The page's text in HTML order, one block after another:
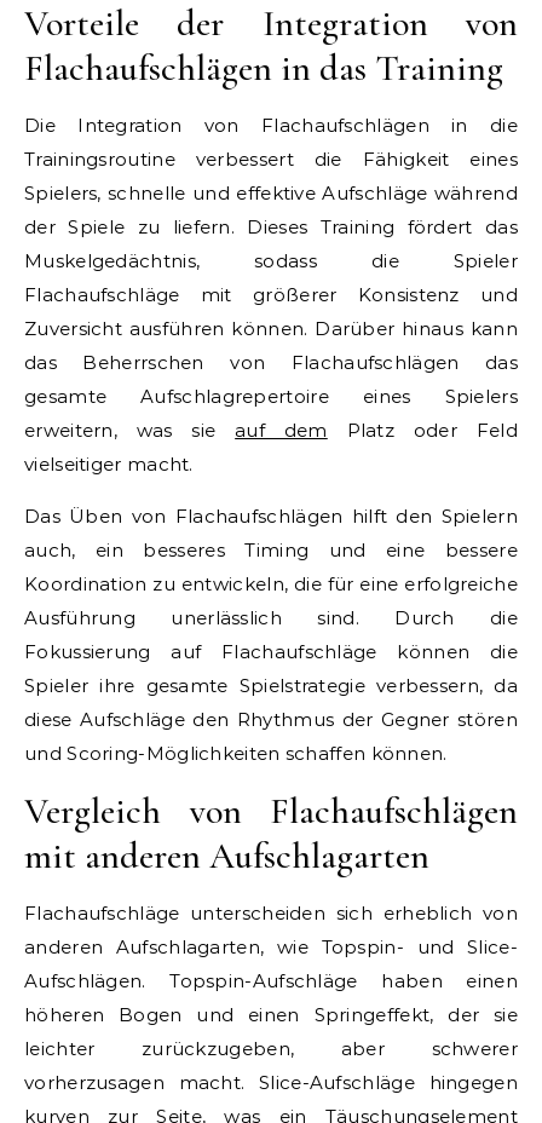
Vorteile der Integration von
Flachaufschlägen in das Training
Die Integration von Flachaufschlägen in die
Trainingsroutine verbessert die Fähigkeit eines
Spielers, schnelle und effektive Aufschläge während
der Spiele zu liefern. Dieses Training fördert das
Muskelgedächtnis, sodass die Spieler
Flachaufschläge mit größerer Konsistenz und
Zuversicht ausführen können. Darüber hinaus kann
das Beherrschen von Flachaufschlägen das
gesamte Aufschlagrepertoire eines Spielers
erweitern, was sieauf dem Platz oder Feld
vielseitiger macht.
Das Üben von Flachaufschlägen hilft den Spielern
auch, ein besseres Timing und eine bessere
Koordination zu entwickeln, die für eine erfolgreiche
Ausführung unerlässlich sind. Durch die
Fokussierung auf Flachaufschläge können die
Spieler ihre gesamte Spielstrategie verbessern, da
diese Aufschläge den Rhythmus der Gegner stören
und Scoring-Möglichkeiten schaffen können.
Vergleich von Flachaufschlägen
mit anderen Aufschlagarten
Flachaufschläge unterscheiden sich erheblich von
anderen Aufschlagarten, wie Topspin- und Slice-
Aufschlägen. Topspin-Aufschläge haben einen
höheren Bogen und einen Springeffekt, der sie
leichter zurückzugeben, aber schwerer
vorherzusagen macht. Slice-Aufschläge hingegen
kurven zur Seite, was ein Täuschungselement